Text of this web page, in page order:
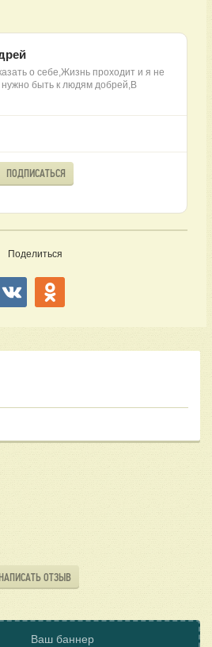
о себе,Жизнь проходит и я не
быть к людям добрей,В
ПОДПИСАТЬСЯ
Поделиться
НАПИСАТЬ ОТЗЫВ
Ваш баннер